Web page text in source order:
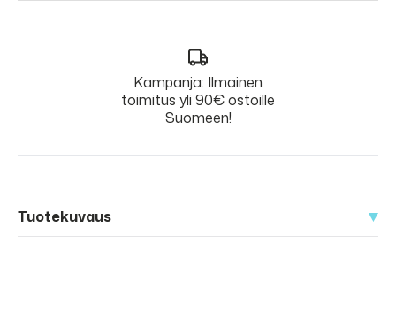
Kampanja: Ilmainen
toimitus yli 90€ ostoille
Suomeen!
Tuotekuvaus